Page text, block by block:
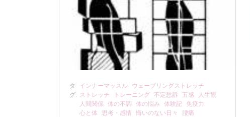
タ
グ:
インナーマッスル ウェーブリングストレッチ
ストレッチ
トレーニング 不定愁訴 五感
人生観
人間関係 体の不調 体の悩み 体験記 免疫力
心と体
思考・感情 悔いのない日々
腰痛